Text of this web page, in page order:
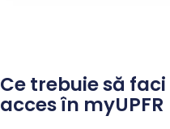
Ce trebuie să
acces în myUPFR